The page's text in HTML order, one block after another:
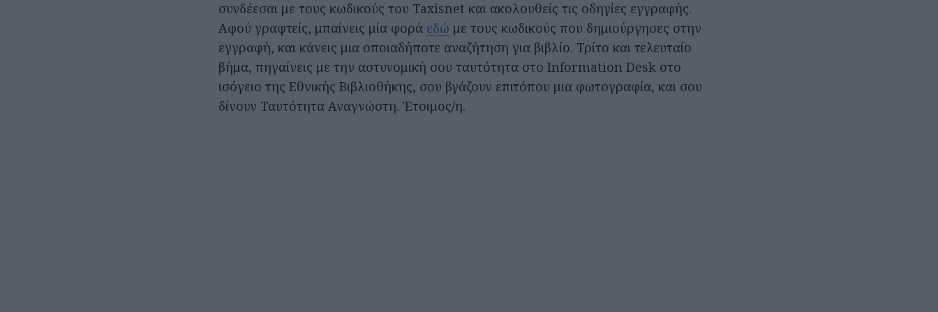
συνδέεσαι με τους κωδικούς του Taxisnet και ακολουθείς τις οδηγίες εγγραφής.
Αφού γραφτείς, μπαίνεις μία φορά εδώ με τους κωδικούς που δημιούργησες στην
εγγραφή, και κάνεις μια οποιαδήποτε αναζήτηση για βιβλίο. Τρίτο και τελευταίο
βήμα, πηγαίνεις με την αστυνομική σου ταυτότητα στο Information Desk στο
ισόγειο της Εθνικής Βιβλιοθήκης, σου βγάζουν επιτόπου μια φωτογραφία, και σου
δίνουν Ταυτότητα Αναγνώστη. Έτοιμος/η.